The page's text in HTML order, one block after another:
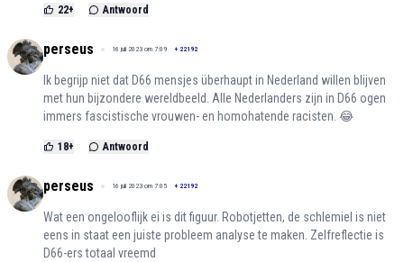
22+ Antwoord
perseus 16 juli 2023 om 7:09 + 22192
Ik begrijp niet dat D66 mensjes überhaupt in Nederland willen blijven
met hun bijzondere wereldbeeld. Alle Nederlanders zijn in D66 ogen
immers fascistische vrouwen- en homohatende racisten. 😂
18+ Antwoord
perseus 16 juli 2023 om 7:05 + 22192
Wat een ongelooflijk ei is dit figuur. Robotjetten, de schlemiel is niet
eens in staat een juiste probleem analyse te maken. Zelfreflectie is
D66-ers totaal vreemd